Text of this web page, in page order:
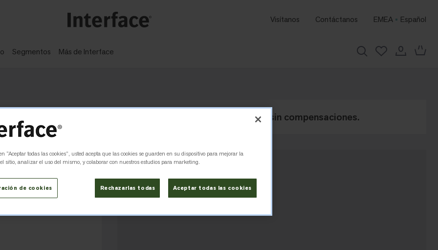
Visítanos Contáctanos EMEA Español
Segmentos Más de Interface
de la crisis climática, con reducciones de carbono, sin compensaciones.
“Aceptar todas las cookies”, usted acepta que las cookies se guarden en su dispositivo para mejorar la
sitio, analizar el uso del mismo, y colaborar con nuestros estudios para marketing.
de cookies Rechazarlas todas Aceptar todas las cookies